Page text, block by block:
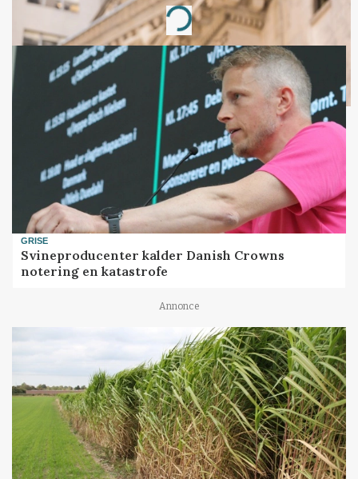
Loading...
GRISE
Svineproducenter kalder Danish Crowns
notering en katastrofe
Annonce